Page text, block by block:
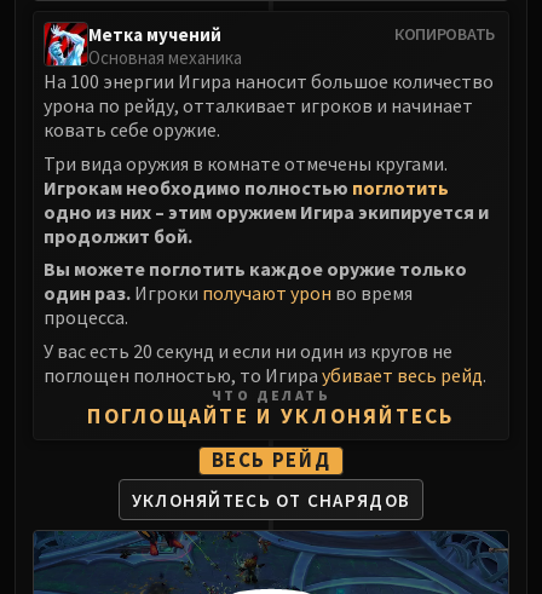
Conclave of Wind
Al'akir
Omnotron Defense System
Atramedes
Chimaeron
Nefarian
Halfus Wyrmbreaker
Ascendant Council
Cho#gall
Sinestra
AMIRDRASSIL
Gnarlroot
Igira
Volcoross
Council of Dreams
КОПИРОВАТЬ
Метка мучений
Основная механика
На 100 энергии Игира наносит большое количество
урона по рейду, отталкивает игроков и начинает
ковать себе оружие.
Три вида оружия в комнате отмечены кругами.
Игрокам необходимо полностью поглотить
одно из них – этим оружием Игира экипируется и
продолжит бой.
Вы можете поглотить каждое оружие только
один раз. Игроки получают урон во время
процесса.
У вас есть 20 секунд и если ни один из кругов не
поглощен полностью, то Игира убивает весь рейд.
ЧТО ДЕЛАТЬ
ПОГЛОЩАЙТЕ И УКЛОНЯЙТЕСЬ
ВЕСЬ РЕЙД
УКЛОНЯЙТЕСЬ ОТ СНАРЯДОВ